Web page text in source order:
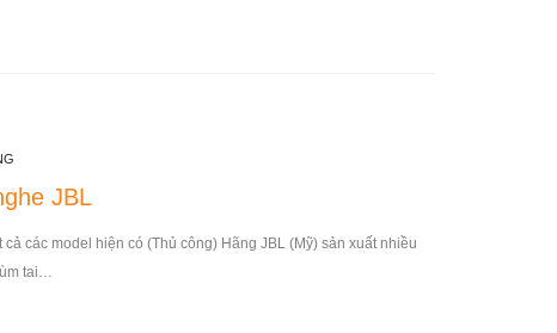
JBL
các model hiện có (Thủ công) Hãng JBL (Mỹ) sản xuất nhiều
tai…